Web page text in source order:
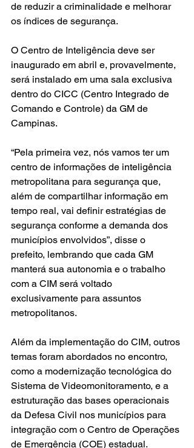
de reduzir a criminalidade e melhorar
os índices de segurança.
O Centro de Inteligência deve ser
inaugurado em abril e, provavelmente,
será instalado em uma sala exclusiva
dentro do CICC (Centro Integrado de
Comando e Controle) da GM de
Campinas.
“Pela primeira vez, nós vamos ter um
centro de informações de inteligência
metropolitana para segurança que,
além de compartilhar informação em
tempo real, vai definir estratégias de
segurança conforme a demanda dos
municípios envolvidos”, disse o
prefeito, lembrando que cada GM
manterá sua autonomia e o trabalho
com a CIM será voltado
exclusivamente para assuntos
metropolitanos.
Além da implementação do CIM, outros
temas foram abordados no encontro,
como a modernização tecnológica do
Sistema de Videomonitoramento, e a
estruturação das bases operacionais
da Defesa Civil nos municípios para
integração com o Centro de Operações
de Emergência (COE) estadual.